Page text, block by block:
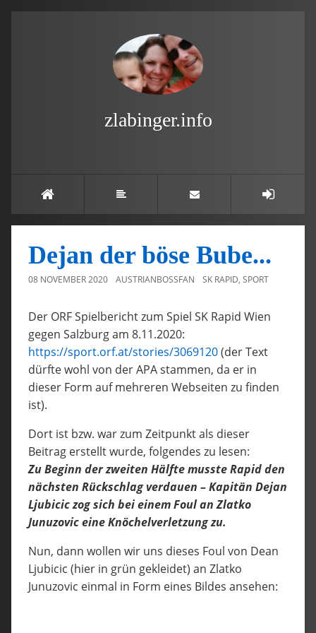
zlabinger.info
Dejan der böse Bube...
08 NOVEMBER 2020 AUSTRIANBOSSFAN SK RAPID, SPORT
Der ORF Spielbericht zum Spiel SK Rapid Wien
gegen Salzburg am 8.11.2020:
https://sport.orf.at/stories/3069120(der Text
dürfte wohl von der APA stammen, da er in
dieser Form auf mehreren Webseiten zu finden
ist).
Dort ist bzw. war zum Zeitpunkt als dieser
Beitrag erstellt wurde, folgendes zu lesen:
Zu Beginn der zweiten Hälfte musste Rapid den
nächsten Rückschlag verdauen – Kapitän Dejan
Ljubicic zog sich bei einem Foul an Zlatko
Junuzovic eine Knöchelverletzung zu.
Nun, dann wollen wir uns dieses Foul von Dean
Ljubicic (hier in grün gekleidet) an Zlatko
Junuzovic einmal in Form eines Bildes ansehen: